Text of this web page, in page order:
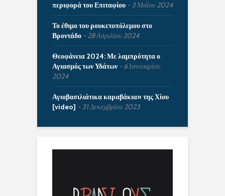
περιφορά του Επιταφίου
3 Μαΐου 2024
Το έθιμο του ρουκετοπόλεμου στο
Βροντάδο
28 Απριλίου 2024
Θεοφάνεια 2024: Με λαμπρότητα ο
Αγιασμός των Υδάτων
6 Ιανουαρίου
2024
Αγιοβασιλιάτικα καραβάκια» της Χίου
[video]
31 Δεκεμβρίου 2023